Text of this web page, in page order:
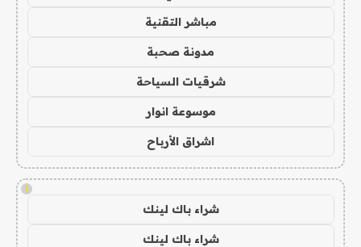
مباشر التقنية
مدونة صحبة
شرقيات السياحة
موسوعة انوار
اشراق الأرباح
!
شراء باك لينك
شراء باك لينك